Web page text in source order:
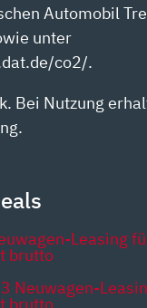
Automobil
unter
co2/.
Bei Nutzung
Leasing
brutto
Neuwagen-
brutto